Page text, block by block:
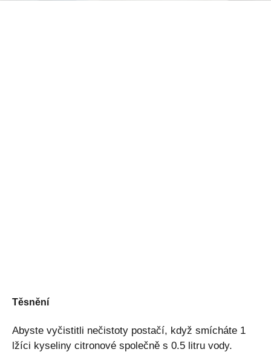
Těsnění
Abyste vyčistitli nečistoty postačí, když smícháte 1
lžíci kyseliny citronové společně s 0.5 litru vody.